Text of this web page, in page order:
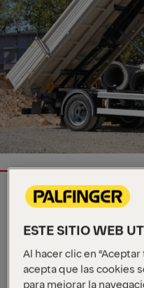
Capacidad de carga
Longitud mínima y
unidad
ESTE SITIO WEB
Al hacer clic en
acepta que las cookies
para mejorar la